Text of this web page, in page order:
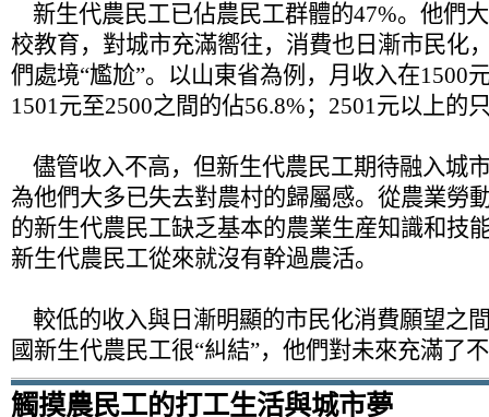
新生代農民工已佔農民工群體的47%。他們
校教育，對城市充滿嚮往，消費也日漸市民化
們處境“尷尬”。以山東省為例，月收入在1500
1501元至2500之間的佔56.8%；2501元以上的
儘管收入不高，但新生代農民工期待融入城
為他們大多已失去對農村的歸屬感。從農業勞
的新生代農民工缺乏基本的農業生産知識和技
新生代農民工從來就沒有幹過農活。
較低的收入與日漸明顯的市民化消費願望之
國新生代農民工很“糾結”，他們對未來充滿了
觸摸農民工的打工生活與城市夢